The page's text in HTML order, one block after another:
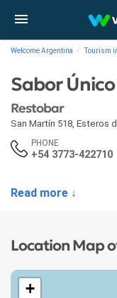
Welcome Argentina Tourism
Sabor Único
Restobar
San Martín 518, Esteros
PHONE
+54 3773-422710
Read more ↓
Location Map
+